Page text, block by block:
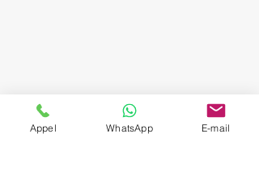
Appel WhatsApp E-mail